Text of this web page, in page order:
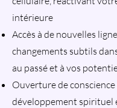
intérieure
Accès à de nouvelles
changements subtils
au passé et à vos
Ouverture de
développement spirituel